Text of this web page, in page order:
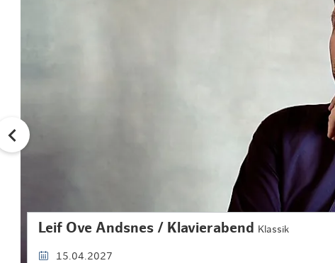
Leif Ove Andsnes / Klavierabend Klassik
15.04.2027